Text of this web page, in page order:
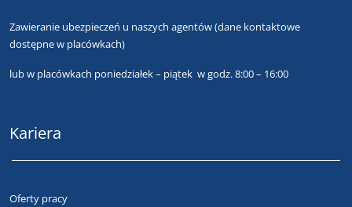
Zawieranie ubezpieczeń u naszych agentów(dane kontaktowe
dostępne w placówkach)
lubw placówkach poniedziałek – piątek w godz. 8:00 – 16:00
Kariera
Oferty pracy